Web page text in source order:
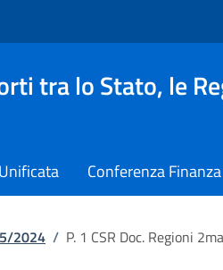
tra lo Stato, le
Conferenza
2024 / P. 1 CSR Doc. Regioni